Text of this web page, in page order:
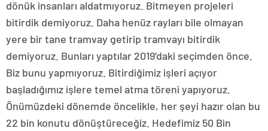
dönük insanları aldatmıyoruz. Bitmeyen projeleri
bitirdik demiyoruz. Daha henüz rayları bile olmayan
yere bir tane tramvay getirip tramvayı bitirdik
demiyoruz. Bunları yaptılar 2019’daki seçimden önce.
Biz bunu yapmıyoruz. Bitirdiğimiz işleri açıyor
başladığımız işlere temel atma töreni yapıyoruz.
Önümüzdeki dönemde öncelikle, her şeyi hazır olan bu
22 bin konutu dönüştüreceğiz. Hedefimiz 50 Bin